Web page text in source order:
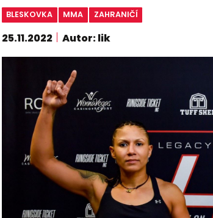
BLESKOVKA MMA ZAHRANIČÍ
25.11.2022 Autor: lik